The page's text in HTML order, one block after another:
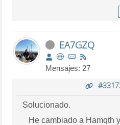
EA7GZQ
Mensajes: 27
Solucionado.
He cambiado a Hamqth